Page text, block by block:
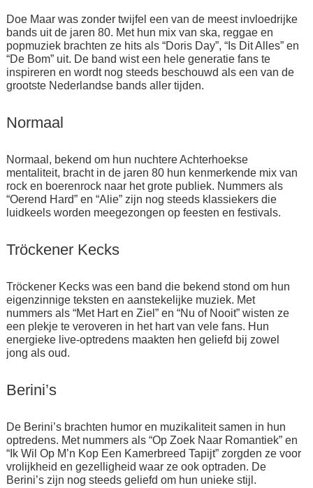
Doe Maar was zonder twijfel een van de meest invloedrijke
bands uit de jaren 80. Met hun mix van ska, reggae en
popmuziek brachten ze hits als “Doris Day”, “Is Dit Alles” en
“De Bom” uit. De band wist een hele generatie fans te
inspireren en wordt nog steeds beschouwd als een van de
grootste Nederlandse bands aller tijden.
Normaal
Normaal, bekend om hun nuchtere Achterhoekse
mentaliteit, bracht in de jaren 80 hun kenmerkende mix van
rock en boerenrock naar het grote publiek. Nummers als
“Oerend Hard” en “Alie” zijn nog steeds klassiekers die
luidkeels worden meegezongen op feesten en festivals.
Tröckener Kecks
Tröckener Kecks was een band die bekend stond om hun
eigenzinnige teksten en aanstekelijke muziek. Met
nummers als “Met Hart en Ziel” en “Nu of Nooit” wisten ze
een plekje te veroveren in het hart van vele fans. Hun
energieke live-optredens maakten hen geliefd bij zowel
jong als oud.
Berini’s
De Berini’s brachten humor en muzikaliteit samen in hun
optredens. Met nummers als “Op Zoek Naar Romantiek” en
“Ik Wil Op M’n Kop Een Kamerbreed Tapijt” zorgden ze voor
vrolijkheid en gezelligheid waar ze ook optraden. De
Berini’s zijn nog steeds geliefd om hun unieke stijl.